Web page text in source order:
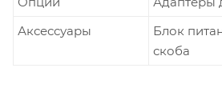
Аксессуары
Блок
скоба